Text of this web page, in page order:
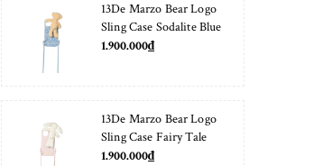
13De Marzo Bear Logo
Sling Case Sodalite Blue
1.900.000₫
13De Marzo Bear Logo
Sling Case Fairy Tale
1.900.000₫